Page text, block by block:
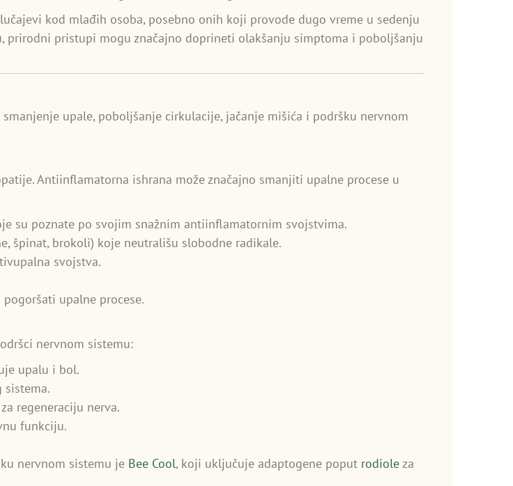
kod mlađih osoba, posebno onih koji provode dugo vreme u sedenju
pristupi mogu značajno doprineti olakšanju simptoma i poboljšanju
upale, poboljšanje cirkulacije, jačanje mišića i podršku nervnom
Antiinflamatorna ishrana može značajno smanjiti upalne procese u
su poznate po svojim snažnim antiinflamatornim svojstvima.
špinat, brokoli) koje neutrališu slobodne radikale.
svojstva.
upalne procese.
nervnom sistemu:
upalu i bol.
sistema.
regeneraciju nerva.
funkciju.
nervnom sistemu je Bee Cool, koji uključuje adaptogene poput rodioleza